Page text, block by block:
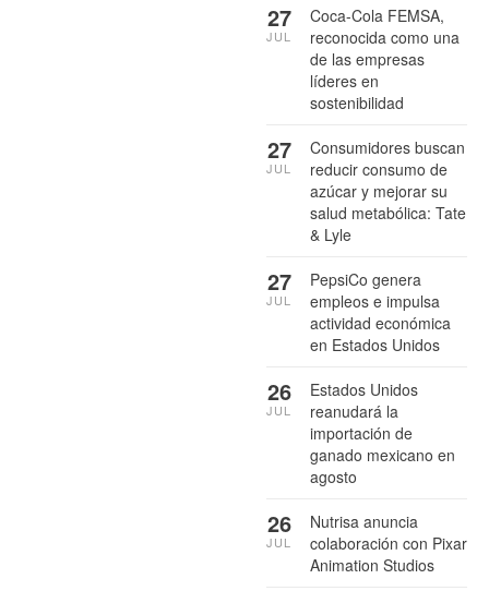
Coca-Cola FEMSA,
reconocida como una
de las empresas
líderes en
sostenibilidad
27
JUL
Consumidores buscan
reducir consumo de
azúcar y mejorar su
salud metabólica: Tate
& Lyle
27
JUL
PepsiCo genera
empleos e impulsa
actividad económica
en Estados Unidos
27
JUL
Estados Unidos
reanudará la
importación de
ganado mexicano en
agosto
26
JUL
Nutrisa anuncia
colaboración con Pixar
Animation Studios
26
JUL